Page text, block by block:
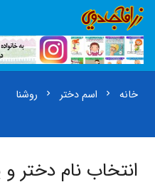
خانه chevron_right اسم دختر chevron_right روشنا
انتخاب نام دختر